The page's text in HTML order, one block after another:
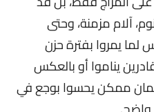
آلام مزمنة، وحتى
لما يمروا بفترة حزن
يناموا أو بالعكس
ممكن يحسوا بوجع في